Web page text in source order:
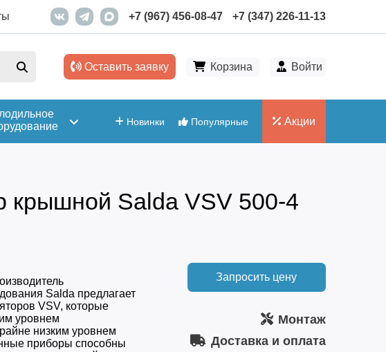
+7 (967) 456-08-47 +7 (347) 226-11-13
Оставить заявку Корзина Войти
Новинки Популярные Акции
крышной Salda VSV 500-4
Salda предлагает
VSV, которые
уровнем
низким уровнем
приборы способны
Запросить цену
Монтаж
Доставка и оплата